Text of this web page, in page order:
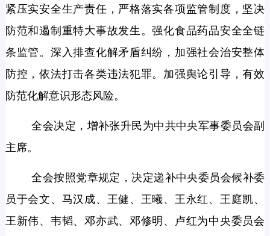
紧压实安全生产责任，严格落实各项监管制度，坚决
防范和遏制重特大事故发生。强化食品药品安全全链
条监管。深入排查化解矛盾纠纷，加强社会治安整体
防控，依法打击各类违法犯罪。加强舆论引导，有效
防范化解意识形态风险。
全会决定，增补张升民为中共中央军事委员会副
主席。
全会按照党章规定，决定递补中央委员会候补委
员于会文、马汉成、王健、王曦、王永红、王庭凯、
王新伟、韦韬、邓亦武、邓修明、卢红为中央委员会